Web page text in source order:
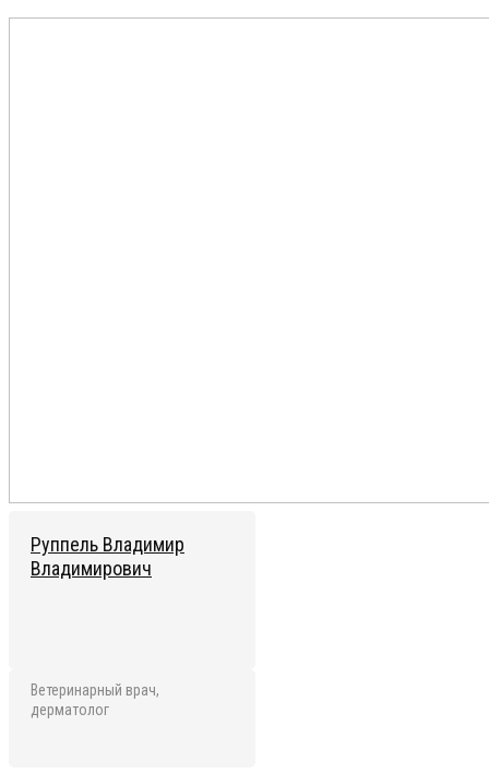
Руппель Владимир
Владимирович
Ветеринарный врач,
дерматолог